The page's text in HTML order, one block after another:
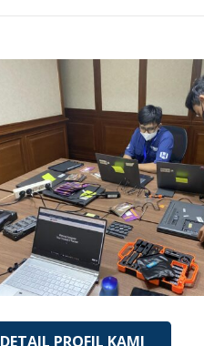
DETAIL PROFIL KAMI